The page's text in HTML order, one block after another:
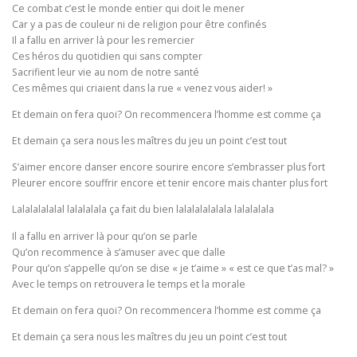
Ce combat c’est le monde entier qui doit le mener
Car y a pas de couleur ni de religion pour être confinés
Il a fallu en arriver là pour les remercier
Ces héros du quotidien qui sans compter
Sacrifient leur vie au nom de notre santé
Ces mêmes qui criaient dans la rue « venez vous aider! »
Et demain on fera quoi? On recommencera l’homme est comme ça
Et demain ça sera nous les maîtres du jeu un point c’est tout
S’aimer encore danser encore sourire encore s’embrasser plus fort
Pleurer encore souffrir encore et tenir encore mais chanter plus fort
Lalalalalalal lalalalala ça fait du bien lalalalalalala lalalalala
Il a fallu en arriver là pour qu’on se parle
Qu’on recommence à s’amuser avec que dalle
Pour qu’on s’appelle qu’on se dise « je t’aime » « est ce que t’as mal? »
Avec le temps on retrouvera le temps et la morale
Et demain on fera quoi? On recommencera l’homme est comme ça
Et demain ça sera nous les maîtres du jeu un point c’est tout